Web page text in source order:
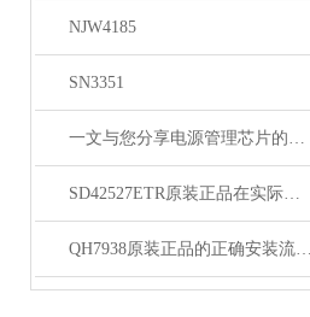
NJW4185
SN3351
一文与您分享电源管理芯片的维护保养方法
SD42527ETR原装正品在实际应用中的常见问题相应解决方法分享
QH7938原装正品的正确安装流程分享